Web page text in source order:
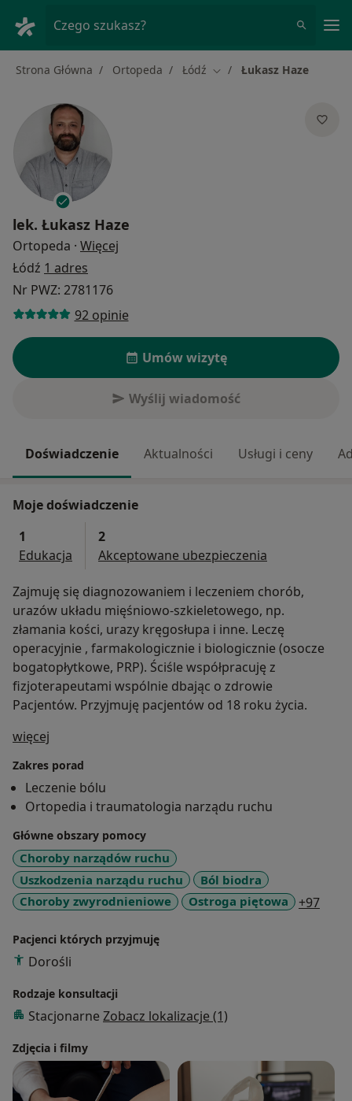
Czego szukasz?
Strona Główna Ortopeda Łódź Zmień miasto
Łukasz Haze
lek. Łukasz Haze
Ortopeda · Więcej
Łódź 1 adres
Nr PWZ: 2781176
92 opinie
Umów wizytę
Wyślij wiadomość
Doświadczenie Aktualności Usługi i ceny
Moje doświadczenie
1
Edukacja
2
Akceptowane ubezpieczenia
Zajmuję się diagnozowaniem i leczeniem chorób,
urazów układu mięśniowo-szkieletowego, np.
złamania kości, urazy kręgosłupa i inne. Leczę
operacyjnie , farmakologicznie i biologicznie (osocze
bogatopłytkowe, PRP). Ściśle współpracuję z
fizjoterapeutami wspólnie dbając o zdrowie
Pacjentów. Przyjmuję pacjentów od 18 roku życia.
więcej
Zakres porad
Leczenie bólu
Ortopedia i traumatologia narządu ruchu
Główne obszary pomocy
Choroby narządów ruchu
Uszkodzenia narządu ruchu
Ból biodra
Choroby zwyrodnieniowe
Ostroga piętowa +97
Pacjenci których przyjmuję
Dorośli
Rodzaje konsultacji
Stacjonarne Zobacz lokalizacje (1)
Zdjęcia i filmy